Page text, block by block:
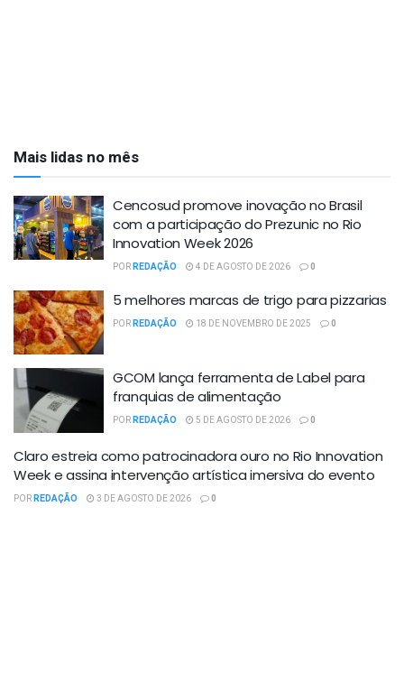
Mais lidas no mês
Cencosud promove inovação no Brasil
com a participação do Prezunic no Rio
Innovation Week 2026
PORREDAÇÃO 4 DE AGOSTO DE 2026 0
5 melhores marcas de trigo para pizzarias
PORREDAÇÃO 18 DE NOVEMBRO DE 2025 0
GCOM lança ferramenta de Label para
franquias de alimentação
PORREDAÇÃO 5 DE AGOSTO DE 2026 0
Claro estreia como patrocinadora ouro no Rio Innovation
Week e assina intervenção artística imersiva do evento
PORREDAÇÃO 3 DE AGOSTO DE 2026 0